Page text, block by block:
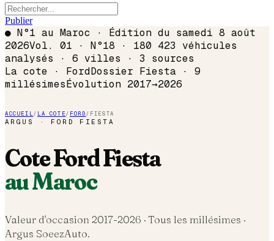
Publier
● N°1 au Maroc · Édition du samedi 8 août
2026Vol. 01 · N°18 · 180 423 véhicules
analysés · 6 villes · 3 sources
La cote · FordDossier Fiesta · 9
millésimesÉvolution 2017→2026
ACCUEIL/ LA COTE/ FORD/ FIESTA
ARGUS · FORD FIESTA
CoteFordFiesta
au Maroc
Valeur d'occasion 2017-2026 · Tous les millésimes ·
Argus SoeezAuto.